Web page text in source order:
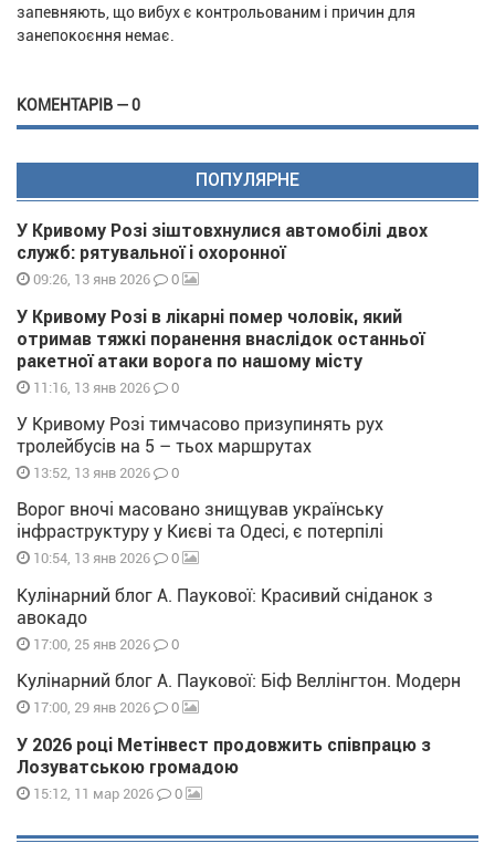
запевняють, що вибух є контрольованим і причин для
занепокоєння немає.
КОМЕНТАРІВ — 0
ПОПУЛЯРНЕ
У Кривому Розі зіштовхнулися автомобілі двох
служб: рятувальної і охоронної
09:26, 13 янв 2026 0
У Кривому Розі в лікарні помер чоловік, який
отримав тяжкі поранення внаслідок останньої
ракетної атаки ворога по нашому місту
11:16, 13 янв 2026 0
У Кривому Розі тимчасово призупинять рух
тролейбусів на 5 – тьох маршрутах
13:52, 13 янв 2026 0
Ворог вночі масовано знищував українську
інфраструктуру у Києві та Одесі, є потерпілі
10:54, 13 янв 2026 0
Кулінарний блог А. Паукової: Красивий сніданок з
авокадо
17:00, 25 янв 2026 0
Кулінарний блог А. Паукової: Біф Веллінгтон. Модерн
17:00, 29 янв 2026 0
У 2026 році Метінвест продовжить співпрацю з
Лозуватською громадою
15:12, 11 мар 2026 0